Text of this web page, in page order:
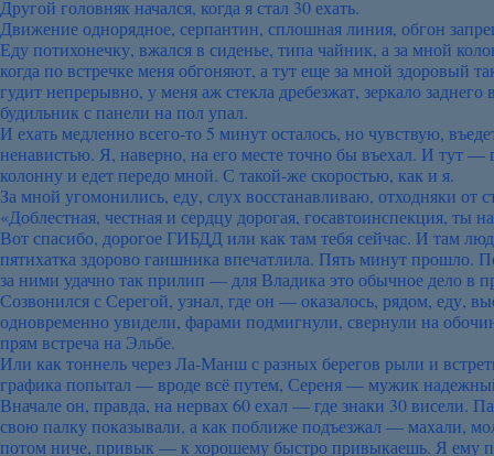
Другой головняк начался, когда я стал 30 ехать.
Движение однорядное, серпантин, сплошная линия, обгон
Еду потихонечку, вжался в сиденье, типа чайник, а за мной
когда по встречке меня обгоняют, а тут еще за мной здоровый
гудит непрерывно, у меня аж стекла дребезжат, зеркало
будильник с панели на пол упал.
И ехать медленно всего-то 5 минут осталось, но чувствую,
ненавистью. Я, наверно, на его месте точно бы въехал. И тут —
колонну и едет передо мной. С такой-же скоростью, как и я.
За мной угомонились, еду, слух восстанавливаю, отходняки от
«Доблестная, честная и сердцу дорогая, госавтоинспекция, ты
Вот спасибо, дорогое ГИБДД или как там тебя сейчас. И там
пятихатка здорово гаишника впечатлила. Пять минут прошло.
за ними удачно так прилип — для Владика это обычное дело в
Созвонился с Серегой, узнал, где он — оказалось, рядом, еду,
одновременно увидели, фарами подмигнули, свернули на
прям встреча на Эльбе.
Или как тоннель через Ла-Манш с разных берегов рыли и
графика попытал — вроде всё путем, Сереня — мужик
Вначале он, правда, на нервах 60 ехал — где знаки 30 висели.
свою палку показывали, а как поближе подъезжал — махали,
потом ниче, привык — к хорошему быстро привыкаешь. Я ему